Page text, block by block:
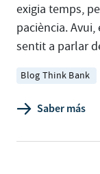
exigia temps,
paciència.
sentit a parlar
Blog Think Bank
Saber más